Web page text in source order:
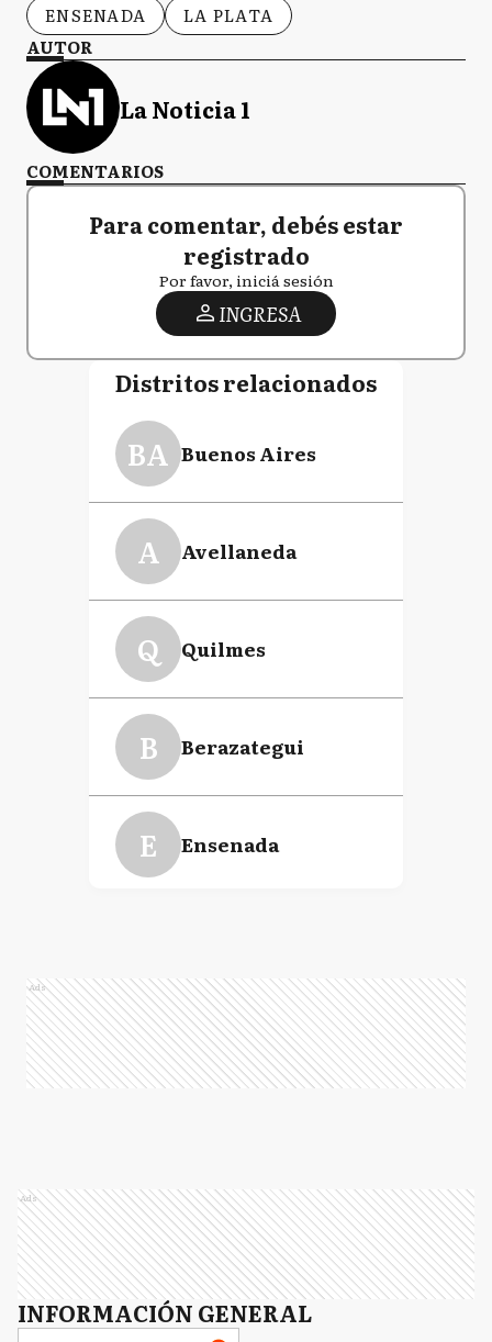
ENSENADA
LA PLATA
AUTOR
La Noticia 1
COMENTARIOS
Para comentar, debés estar
registrado
Por favor, iniciá sesión
INGRESA
Distritos relacionados
BA Buenos Aires
A Avellaneda
Q Quilmes
B Berazategui
E Ensenada
Ads
Ads
INFORMACIÓN GENERAL